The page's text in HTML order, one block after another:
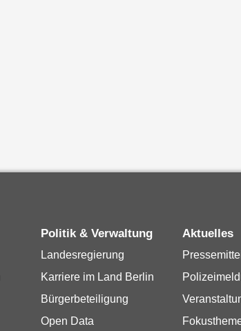
Politik & Verwaltung
Landesregierung
Karriere im Land Berlin
Bürgerbeteiligung
Open Data
Aktuelles